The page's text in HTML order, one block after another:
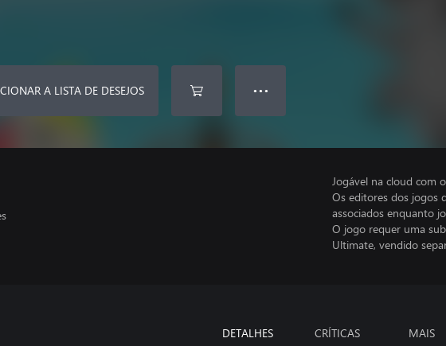
A LISTA DE DESEJOS ● ● ●
Jogável na cloud com
Os editores dos jogos
associados enquanto
O jogo requer uma
Ultimate, vendido
DETALHES CRÍTICAS MAIS